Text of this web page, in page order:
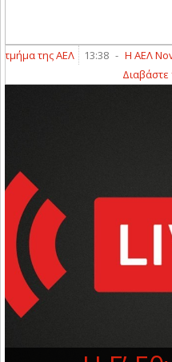
της ΑΕΛ 13:38 - Η ΑΕΛ Novibet